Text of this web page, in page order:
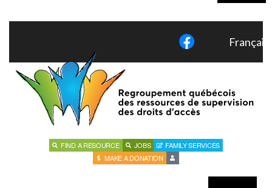
Français
FIND A RESOURCE JOBS
FAMILY SERVICES
MAKE A DONATION